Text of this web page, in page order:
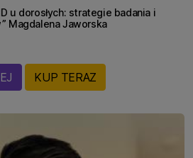
u dorosłych: strategie badania i
Magdalena Jaworska
KUP TERAZ